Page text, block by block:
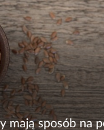
mają sposób na